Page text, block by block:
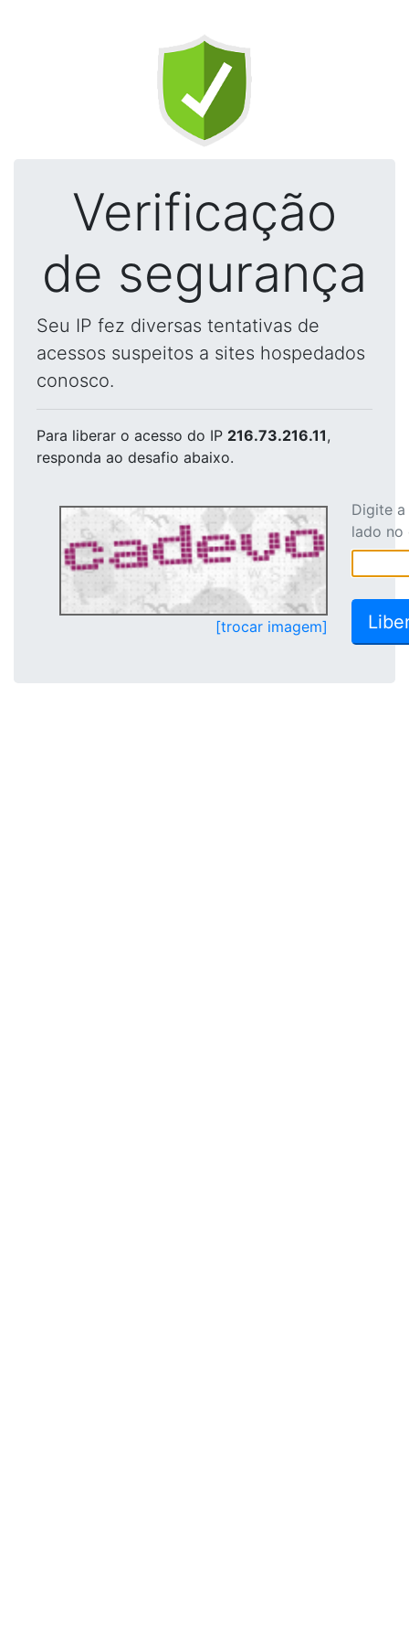
Verificação
de segurança
Seu IP fez diversas tentativas de
acessos suspeitos a sites hospedados
conosco.
Para liberar o acesso do IP 216.73.216.11,
responda ao desafio abaixo.
[trocar imagem]
Digite
lado no